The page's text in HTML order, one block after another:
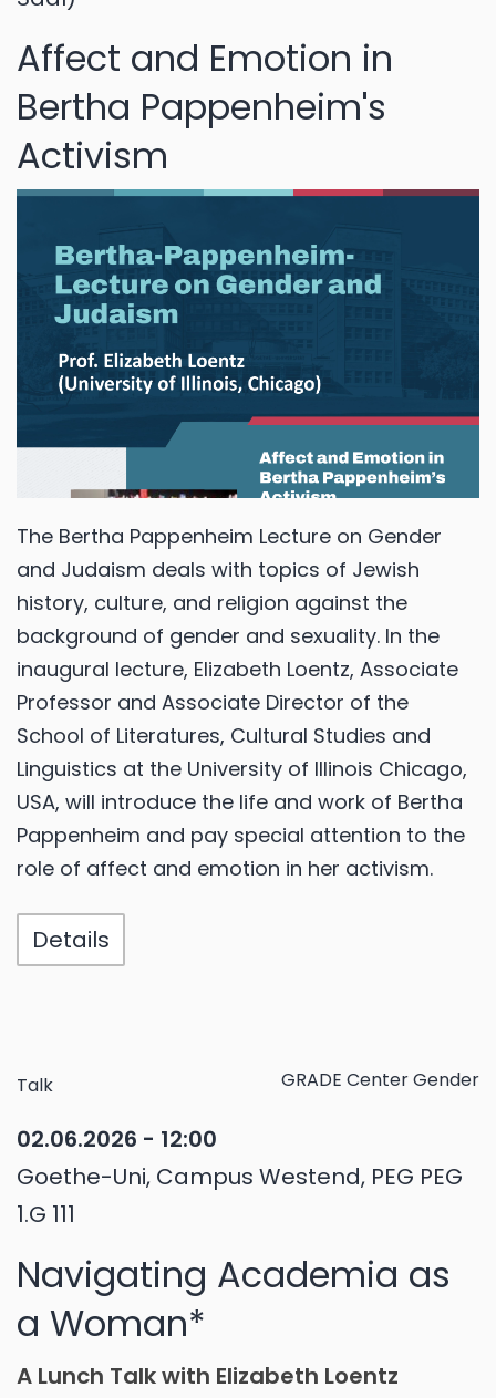
Affect and Emotion in
Bertha Pappenheim's
Activism
The Bertha Pappenheim Lecture on Gender
and Judaism deals with topics of Jewish
history, culture, and religion against the
background of gender and sexuality. In the
inaugural lecture, Elizabeth Loentz, Associate
Professor and Associate Director of the
School of Literatures, Cultural Studies and
Linguistics at the University of Illinois Chicago,
USA, will introduce the life and work of Bertha
Pappenheim and pay special attention to the
role of affect and emotion in her activism.
Details
Talk GRADE Center Gender
02.06.2026 - 12:00
Goethe-Uni, Campus Westend, PEG PEG
1.G 111
Navigating Academia as
a Woman*
A Lunch Talk with Elizabeth Loentz